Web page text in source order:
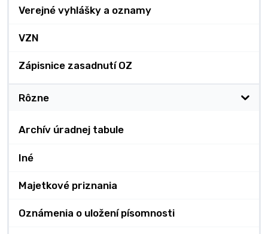
Verejné vyhlášky a oznamy
VZN
Zápisnice zasadnutí OZ
Rôzne
Archív úradnej tabule
Iné
Majetkové priznania
Oznámenia o uložení písomnosti